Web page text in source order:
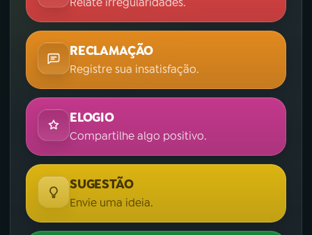
RECLAMAÇÃO
Registre sua insatisfação.
ELOGIO
Compartilhe algo positivo.
SUGESTÃO
Envie uma ideia.